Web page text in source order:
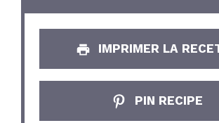
IMPRIMER LA
PIN RECIPE